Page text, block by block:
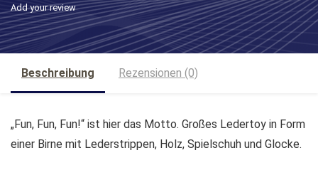
Add your review
Beschreibung Rezensionen (0)
„Fun, Fun, Fun!“ ist hier das Motto. Großes Ledertoy in Form
einer Birne mit Lederstrippen, Holz, Spielschuh und Glocke.